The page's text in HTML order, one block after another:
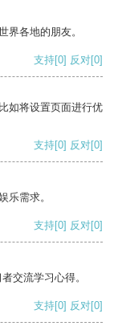
界各地的朋友。
支持[0] 反对[0]
如将设置页面进行优
支持[0] 反对[0]
乐需求。
支持[0] 反对[0]
交流学习心得。
支持[0] 反对[0]